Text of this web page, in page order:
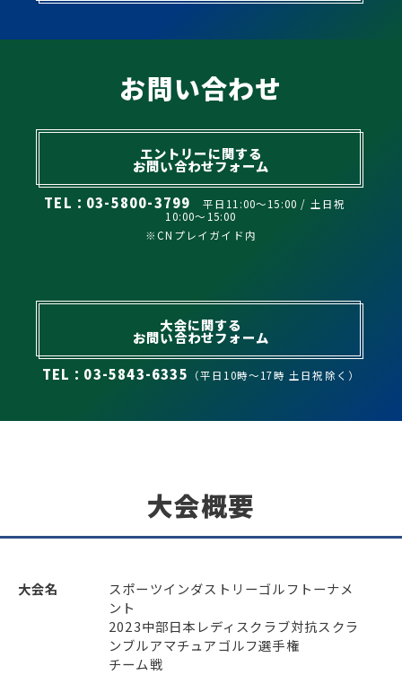
お問い合わせ
エントリーに関する
お問い合わせフォーム
TEL：03-5800-3799 平日11:00～15:00 / 土日祝
10:00～15:00
※CNプレイガイド内
大会に関する
お問い合わせフォーム
TEL：03-5843-6335
（平日10時～17時 土日祝除く）
大会概要
大会名
スポーツインダストリーゴルフトーナメ
ント
2023中部日本レディスクラブ対抗スクラ
ンブルアマチュアゴルフ選手権
チーム戦